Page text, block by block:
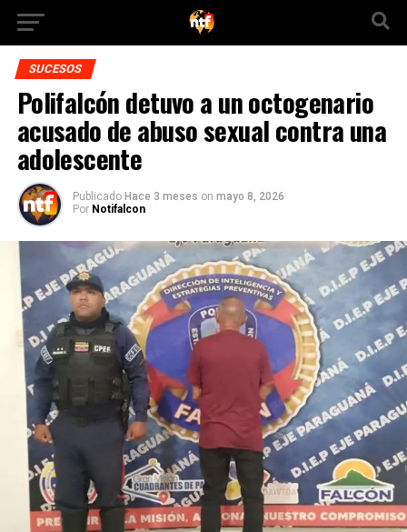
SUCESOS
Polifalcón detuvo a un octogenario
acusado de abuso sexual contra una
adolescente
Publicado Hace 3 meses on mayo 8, 2026
Por Notifalcon